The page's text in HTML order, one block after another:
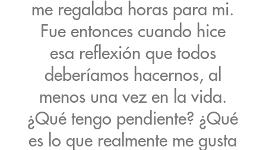
me regalaba horas para mi.
Fue entonces cuando hice
esa reflexión que todos
deberíamos hacernos, al
menos una vez en la vida.
¿Qué tengo pendiente? ¿Qué
es lo que realmente me gusta